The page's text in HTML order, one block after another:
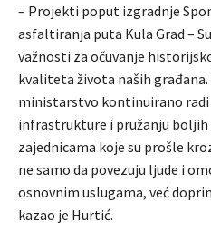
– Projekti poput izgradnje
asfaltiranja puta Kula Grad –
važnosti za očuvanje
kvaliteta života naših
ministarstvo kontinuirano radi
infrastrukture i pružanju boljih
zajednicama koje su prošle
ne samo da povezuju ljude i
osnovnim uslugama, već
kazao je Hurtić.